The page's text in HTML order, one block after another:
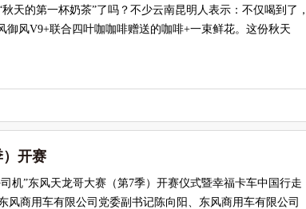
天的第一杯奶茶”了吗？不少云南昆明人表示：不仅喝到了，
御风V9+联合四叶咖咖啡赠送的咖啡+一束鲜花。这份秋天
开赛
机”东风天龙哥大赛（第7季）开赛仪式暨幸福卡车中国行走
风商用车有限公司党委副书记陈向阳、东风商用车有限公司